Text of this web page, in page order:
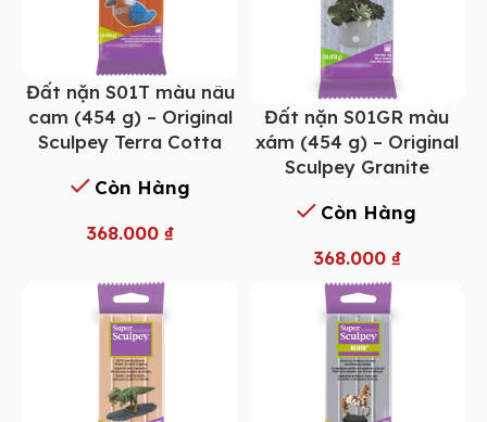
Đất nặn S01T màu nâu
cam (454 g) – Original
Sculpey Terra Cotta
Còn Hàng
368.000 ₫
Đất nặn S01GR màu
xám (454 g) – Original
Sculpey Granite
Còn Hàng
368.000 ₫